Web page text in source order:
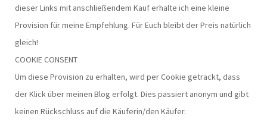
dieser Links mit anschließendem Kauf erhalte ich eine kleine
Provision für meine Empfehlung. Für Euch bleibt der Preis natürlich
gleich!
COOKIE CONSENT
Um diese Provision zu erhalten, wird per Cookie getrackt, dass
der Klick über meinen Blog erfolgt. Dies passiert anonym und gibt
keinen Rückschluss auf die Käuferin/den Käufer.